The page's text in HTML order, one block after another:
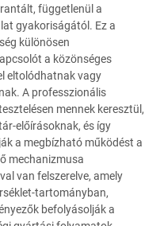
függetlenül a
gyakoriságától. Ez a
különösen
a közönséges
eltolódhatnak vagy
A professzionális
mennek keresztül,
előírásoknak, és így
a megbízható működést a
mechanizmusa
van felszerelve, amely
tartományban,
befolyásolják a